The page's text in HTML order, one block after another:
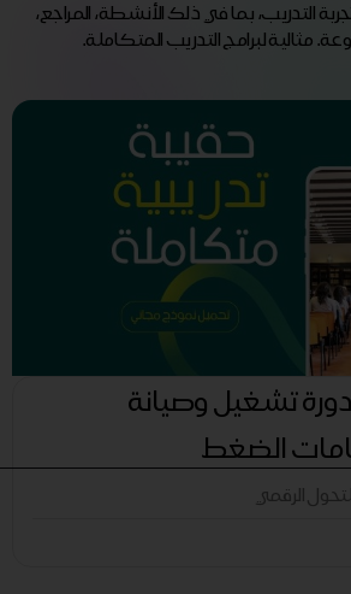
التدريب، بما في ذلك الأنشطة، المراجع،
مثالية لبرامج التدريب المتكاملة.
دورة تشغيل وصيانة
الضغط
الرقمي